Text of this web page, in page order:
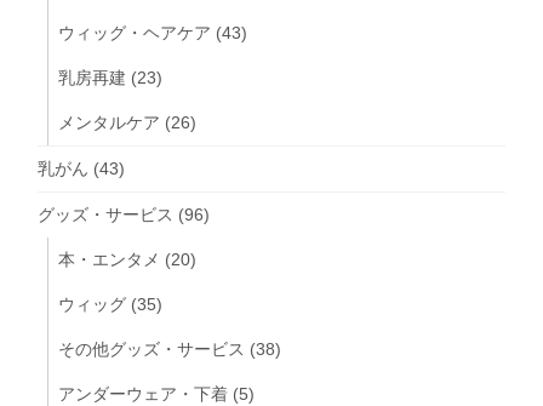
ウィッグ・ヘアケア (43)
乳房再建 (23)
メンタルケア (26)
乳がん (43)
グッズ・サービス (96)
本・エンタメ (20)
ウィッグ (35)
その他グッズ・サービス (38)
アンダーウェア・下着 (5)